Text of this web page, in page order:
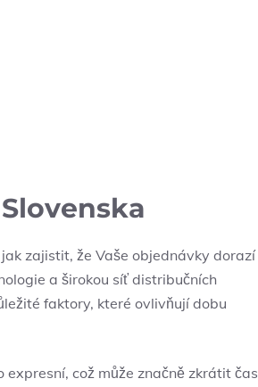
zajistit, že Vaše objednávky dorazí
a širokou síť distribučních
faktory, které ovlivňují dobu
což může značně zkrátit čas